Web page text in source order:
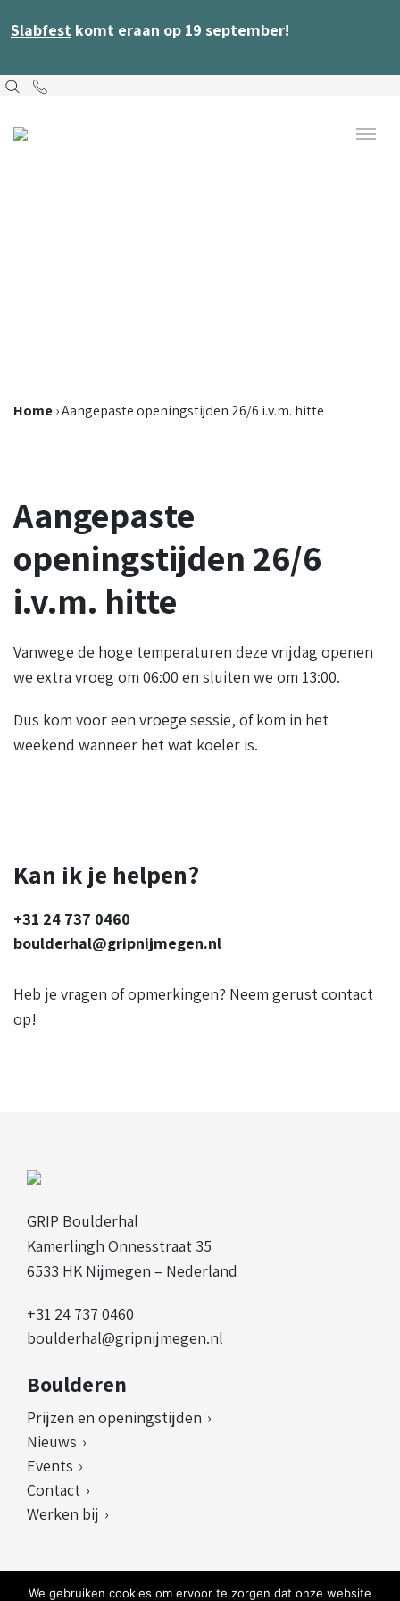
Slabfestkomt eraan op 19 september!
Home›Aangepaste openingstijden 26/6 i.v.m. hitte
Aangepaste
openingstijden 26/6
i.v.m. hitte
Vanwege de hoge temperaturen deze vrijdag openen
we extra vroeg om 06:00 en sluiten we om 13:00.
Dus kom voor een vroege sessie, of kom in het
weekend wanneer het wat koeler is.
Kan ik je helpen?
+31 24 737 0460
boulderhal@gripnijmegen.nl
Heb je vragen of opmerkingen? Neem gerust contact
op!
GRIP Boulderhal
Kamerlingh Onnesstraat 35
6533 HK Nijmegen – Nederland
+31 24 737 0460
boulderhal@gripnijmegen.nl
Boulderen
Prijzen en openingstijden
Nieuws
Events
Contact
Werken bij
We gebruiken cookies om ervoor te zorgen dat onze website